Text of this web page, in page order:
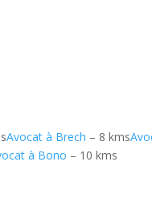
Avocat à Brech – 8 kms
à Bono – 10 kms